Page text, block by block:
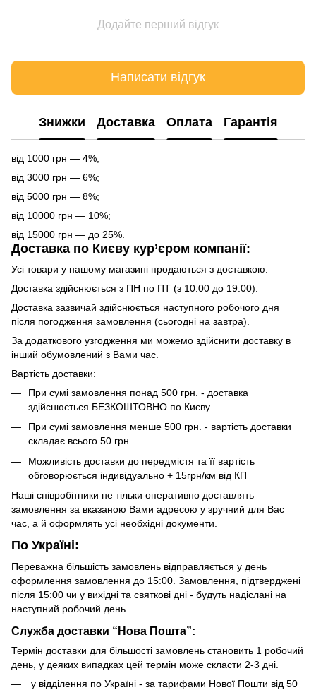
Додайте перший відгук
Написати відгук
Знижки Доставка Оплата Гарантія
від 1000 грн — 4%;
від 3000 грн — 6%;
від 5000 грн — 8%;
від 10000 грн — 10%;
від 15000 грн — до 25%.
Доставка по Києву кур’єром компанії:
Усі товари у нашому магазині продаються з доставкою.
Доставка здійснюється з ПН по ПТ (з 10:00 до 19:00).
Доставка зазвичай здійснюється наступного робочого дня
після погодження замовлення (сьогодні на завтра).
За додаткового узгодження ми можемо здійснити доставку в
інший обумовлений з Вами час.
Вартість доставки:
При сумі замовлення понад 500 грн. - доставка
здійснюється БЕЗКОШТОВНО по Києву
При сумі замовлення менше 500 грн. - вартість доставки
складає всього 50 грн.
Можливість доставки до передмістя та її вартість
обговорюється індивідуально + 15грн/км від КП
Наші співробітники не тільки оперативно доставлять
замовлення за вказаною Вами адресою у зручний для Вас
час, а й оформлять усі необхідні документи.
По Україні:
Переважна більшість замовлень відправляється у день
оформлення замовлення до 15:00. Замовлення, підтверджені
після 15:00 чи у вихідні та святкові дні - будуть надіслані на
наступний робочий день.
Служба доставки “Нова Пошта”:
Термін доставки для більшості замовлень становить 1 робочий
день, у деяких випадках цей термін може скласти 2-3 дні.
у відділення по Україні - за тарифами Нової Пошти від 50